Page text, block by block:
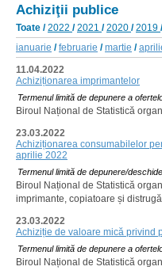
Achiziţii publice
Toate /2022 /2021 /2020 /2019
ianuarie /februarie /martie /
11.04.2022
Achiziționarea imprimantelor
Termenul limită de depunere a
Biroul Național de Statistică
23.03.2022
Achiziționarea consumabilelor
aprilie 2022
Termenul limită de depunere/
Biroul Național de Statistică
imprimante, copiatoare și
23.03.2022
Achiziție de valoare mică privind
Termenul limită de depunere a
Biroul Național de Statistică